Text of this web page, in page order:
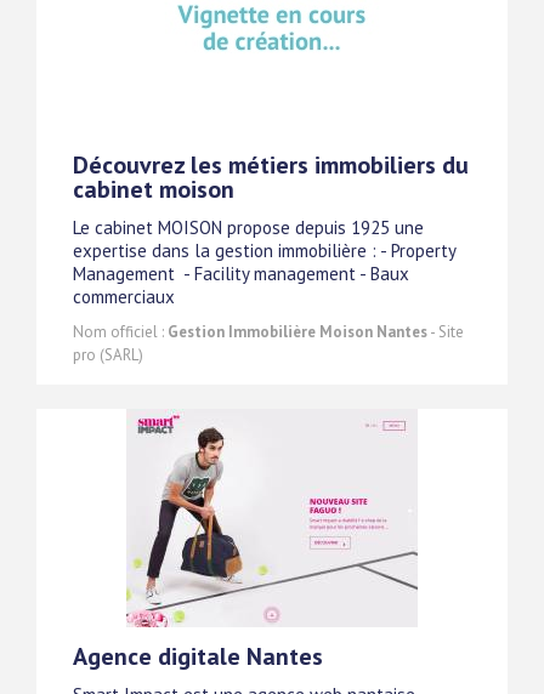
Découvrez les métiers immobiliers du
cabinet moison
Le cabinet MOISON propose depuis 1925 une
expertise dans la gestion immobilière : - Property
Management - Facility management - Baux
commerciaux
Nom officiel : Gestion Immobilière Moison Nantes- Site
pro (SARL)
Agence digitale Nantes